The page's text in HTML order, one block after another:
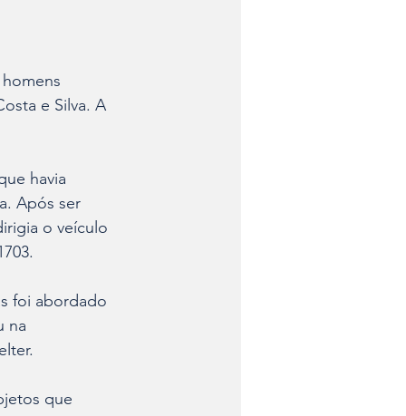
e Silva. A
havia
Após ser
o veículo
foi abordado
na
que